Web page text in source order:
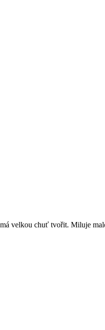
velkou chuť tvořit. Miluje